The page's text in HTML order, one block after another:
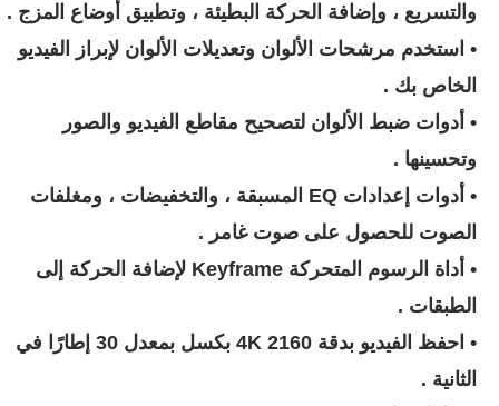
والتسريع ، وإضافة الحركة البطيئة ، وتطبيق أوضاع المزج .
• استخدم مرشحات الألوان وتعديلات الألوان لإبراز الفيديو
الخاص بك .
• أدوات ضبط الألوان لتصحيح مقاطع الفيديو والصور
وتحسينها .
• أدوات إعدادات EQ المسبقة ، والتخفيضات ، ومغلفات
الصوت للحصول على صوت غامر .
• أداة الرسوم المتحركة Keyframe لإضافة الحركة إلى
الطبقات .
• احفظ الفيديو بدقة 4K 2160 بكسل بمعدل 30 إطارًا في
الثانية .